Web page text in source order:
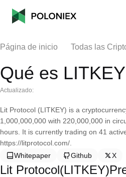
Página de inicio Todas las
Qué es LITKEY
Actualizado:
Lit Protocol (LITKEY) is a
1,000,000,000 with 220,000,000 in
hours. It is currently trading on 41
https://litprotocol.com/.
Whitepaper
Github X
Lit